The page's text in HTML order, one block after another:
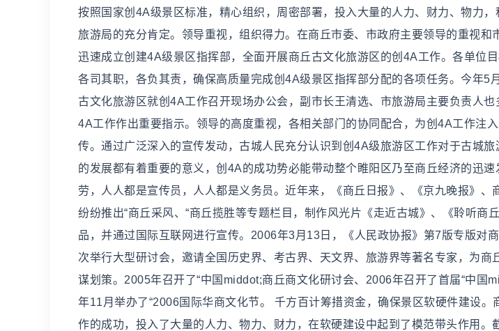
按照国家创4A级景区标准，精心组织，周密部署，投入大量的人力、财力、物力
旅游局的充分肯定。领导重视，组织得力。在商丘市委、市政府主要领导的重视和
迅速成立创建4A级景区指挥部，全面开展商丘古文化旅游区的创4A工作。各单位
各司其职，各负其责，确保高质量完成创4A级景区指挥部分配的各项任务。今年5
古文化旅游区就创4A工作召开现场办公会，副市长王清选、市旅游局主要负责人也
4A工作作出重要指示。领导的高度重视，各相关部门的协同配合，为创4A工作注
传。通过广泛深入的宣传发动，古城人民充分认识到创4A级旅游区工作对于古城
的发展都有着重要的意义，创4A的成功势必能带动整个睢阳区乃至商丘经济的迅
劳，人人都是宣传员，人人都是义务员。近年来，《商丘日报》、《京九晚报》、
纷纷推出“商丘采风、“商丘揽胜等专题栏目，制作风光片《走近古城》、《聆听商
品，并通过国际互联网进行宣传。2006年3月13日，《人民政协报》第7版专版对
次举行大型研讨会，邀请全国历史界、考古界、天文界、旅游界等著名专家，为商
谋划策。2005年召开了“中国middot;商丘商文化研讨会、2006年召开了首届“中国
年11月举办了“2006国际华商文化节。 千方百计筹措资金，确保景区软硬件建设。
作的成功，投入了大量的人力、物力、财力，在软硬建设中起到了模范带头作用。